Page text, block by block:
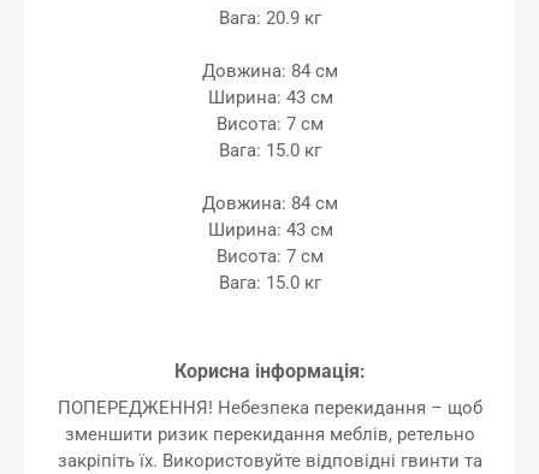
Вага: 20.9 кг
Довжина: 84 см
Ширина: 43 см
Висота: 7 см
Вага: 15.0 кг
Довжина: 84 см
Ширина: 43 см
Висота: 7 см
Вага: 15.0 кг
Корисна інформація:
ПОПЕРЕДЖЕННЯ! Небезпека перекидання – щоб
зменшити ризик перекидання меблів, ретельно
закріпіть їх. Використовуйте відповідні гвинти та